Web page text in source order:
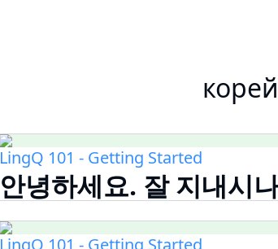
LingQ 101 - Getting Started
안녕하세요. 잘 지내시
LingQ 101 - Getting Started